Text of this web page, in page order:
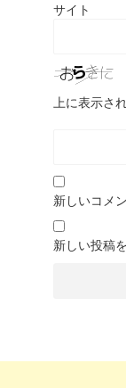
サイト
上に表示さ
新しいコメ
新しい投稿